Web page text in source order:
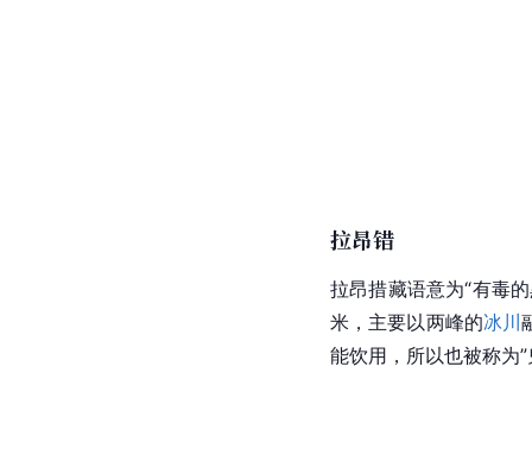
拉昂错
拉昂措藏语意为“有毒
米，主要以两峰的冰川
能饮用，所以也被称为”